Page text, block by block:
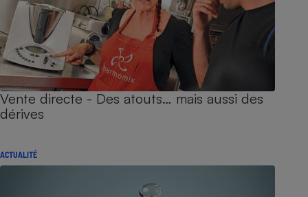
Vente directe - Des atouts… mais aussi des
dérives
ACTUALITÉ